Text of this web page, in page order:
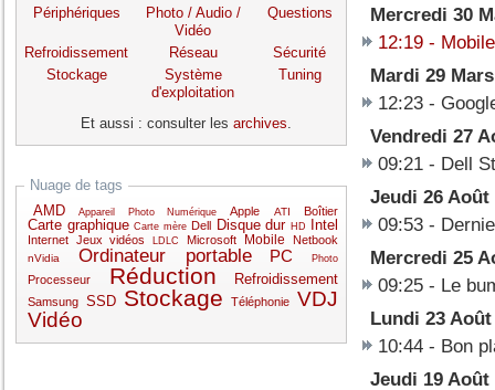
Mercredi 30
12:19 -
Mardi 29
12:23 -
Vendredi 27
09:21 - Dell
Jeudi 26 Août
09:53 -
Mercredi 25
09:25 - Le
Lundi 23 Août
10:44 - Bon
Jeudi 19 Août
Périphériques
Photo / Audio /
Vidéo
Questions
Refroidissement Réseau
Sécurité
Stockage
Système
d'exploitation
Tuning
Et aussi : consulter les archives.
Nuage de tags
AMD Appareil Photo Numérique Apple ATI Boîtier
Carte graphique Carte mère Dell Disque dur HD Intel
Internet Jeux vidéos LDLC Microsoft Mobile Netbook
nVidia Ordinateur portable PC Photo
Processeur Réduction Refroidissement
Samsung SSD Stockage Téléphonie VDJ
Vidéo